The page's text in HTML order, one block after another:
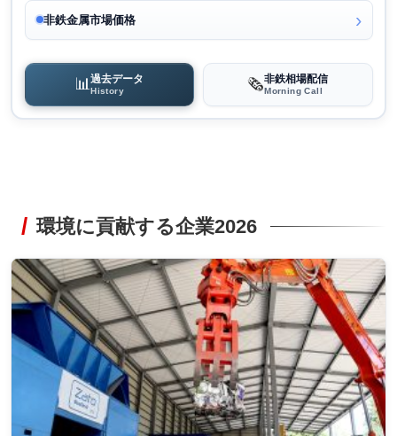
非鉄金属市場価格
📊過去データ
History 🗞️非鉄相場配信
Morning Call
環境に貢献する企業2026